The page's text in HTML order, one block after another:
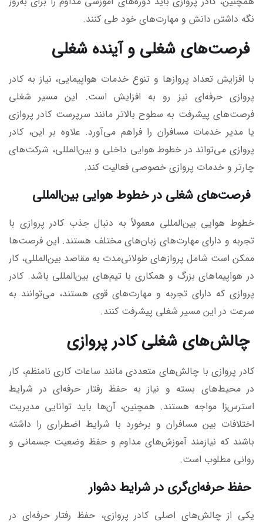
نگه داشتن دانش و مهارت‌های خود طی کنند.
فرصت‌های شغلی و آینده شغلی
با افزایش تعداد پروازها و تنوع خدمات هواپیمایی، نیاز به کادر
پروازی حرفه‌ای نیز رو به افزایش است. این مسیر شغلی
فرصت‌های پیشرفت به سطوح بالاتر مانند سرپرست کادر پروازی
یا مدیر خدمات مسافران را فراهم می‌آورد. علاوه بر این، کادر
پروازی می‌تواند در خطوط هوایی داخلی و بین‌المللی، شرکت‌های
چارتر و خدمات پروازی خصوصی فعالیت کند.
فرصت‌های شغلی در خطوط هوایی بین‌المللی
خطوط هوایی بین‌المللی معمولاً به دنبال جذب کادر پروازی با
تجربه و دارای مهارت‌های زبان‌های مختلف هستند. این فرصت‌ها
ممکن است شامل پروازهای طولانی‌مدت به مقاصد بین‌المللی، کار
در هواپیماهای بزرگ و همکاری با تیم‌های بین‌المللی باشد. کادر
پروازی که دارای تجربه و مهارت‌های قوی هستند، می‌توانند به
سرعت در این مسیر شغلی پیشرفت کنند.
چالش‌های شغلی کادر پروازی
کادر پروازی با چالش‌های متعددی مانند ساعات کاری نامنظم، کار
در محیط‌های بسته و نیاز به حفظ رفتار حرفه‌ای در شرایط
استرس‌زا مواجه هستند. همچنین، آن‌ها باید توانایی مدیریت
اختلافات بین مسافران و برخورد با شرایط اضطراری را داشته
باشند که نیازمند آموزش‌های مداوم و حفظ وضعیت جسمانی و
روانی مطلوب است.
حفظ حرفه‌ای‌گری در شرایط دشوار
یکی از چالش‌های اصلی کادر پروازی، حفظ رفتار حرفه‌ای در